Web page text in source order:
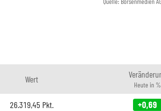
Wert
Heute in %
26.319,45 Pkt. +0,69